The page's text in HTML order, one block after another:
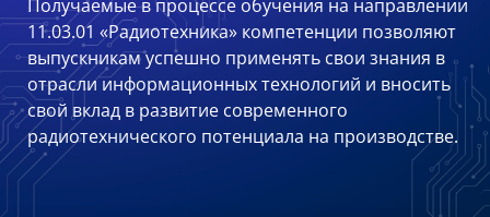
Получаемые в процессе обучения на направлении
11.03.01 «Радиотехника» компетенции позволяют
выпускникам успешно применять свои знания в
отрасли информационных технологий и вносить
свой вклад в развитие современного
радиотехнического потенциала на производстве.